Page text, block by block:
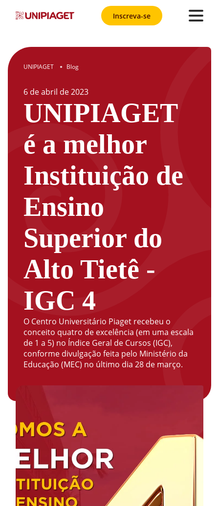
Inscreva-se
UNIPIAGET ● Blog
6 deabril de2023
UNIPIAGET
é a melhor
Instituição de
Ensino
Superior do
Alto Tietê -
IGC 4
O Centro Universitário Piaget recebeu o
conceito quatro de excelência (em uma escala
de 1 a 5) no Índice Geral de Cursos (IGC),
conforme divulgação feita pelo Ministério da
Educação (MEC) no último dia 28 de março.